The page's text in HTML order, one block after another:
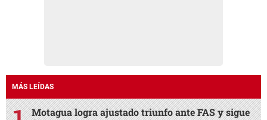
MÁS LEÍDAS
Motagua logra ajustado triunfo ante FAS y sigue